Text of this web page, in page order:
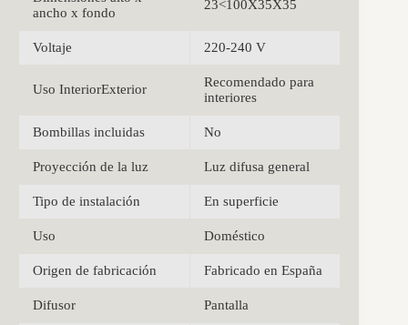
ancho x fondo
23<100X35X35
Voltaje 220-240 V
Uso InteriorExterior
Recomendado para
interiores
Bombillas incluidas No
Proyección de la luz Luz difusa general
Tipo de instalación En superficie
Uso Doméstico
Origen de fabricación Fabricado en España
Difusor Pantalla